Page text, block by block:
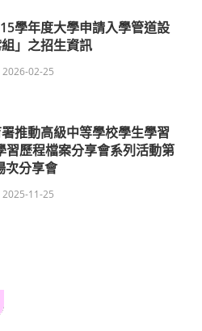
學年度大學申請入學管道設
」之招生資訊
2026-02-25
推動高級中等學校學生學習
歷程檔案分享會系列活動第
次分享會
2025-11-25